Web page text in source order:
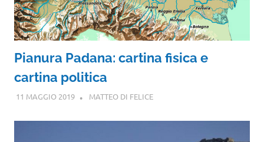
Pianura Padana: cartina fisica e
cartina politica
11 MAGGIO 2019 MATTEO DI FELICE